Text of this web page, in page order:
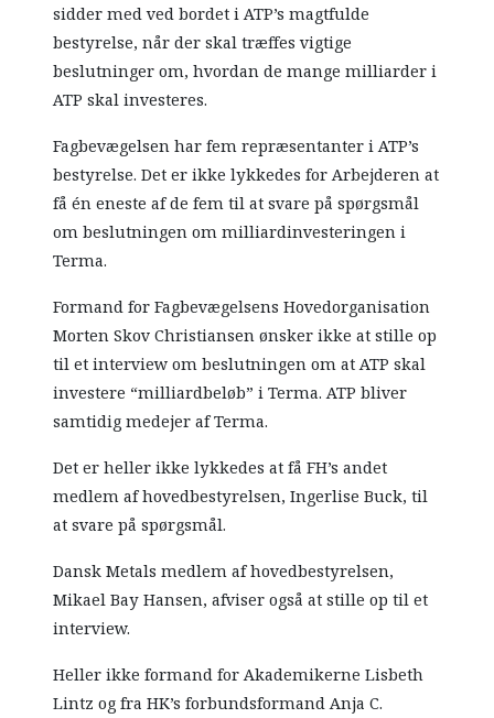
sidder med ved bordet i ATP’s magtfulde
bestyrelse, når der skal træffes vigtige
beslutninger om, hvordan de mange milliarder i
ATP skal investeres.
Fagbevægelsen har fem repræsentanter i ATP’s
bestyrelse. Det er ikke lykkedes for Arbejderen at
få én eneste af de fem til at svare på spørgsmål
om beslutningen om milliardinvesteringen i
Terma.
Formand for Fagbevægelsens Hovedorganisation
Morten Skov Christiansen ønsker ikke at stille op
til et interview om beslutningen om at ATP skal
investere “milliardbeløb” i Terma. ATP bliver
samtidig medejer af Terma.
Det er heller ikke lykkedes at få FH’s andet
medlem af hovedbestyrelsen, Ingerlise Buck, til
at svare på spørgsmål.
Dansk Metals medlem af hovedbestyrelsen,
Mikael Bay Hansen, afviser også at stille op til et
interview.
Heller ikke formand for Akademikerne Lisbeth
Lintz og fra HK’s forbundsformand Anja C.